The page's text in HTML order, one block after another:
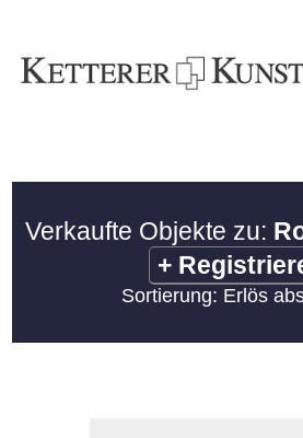
Verkaufte Objekte zu:
+
Sortierung: Erlös